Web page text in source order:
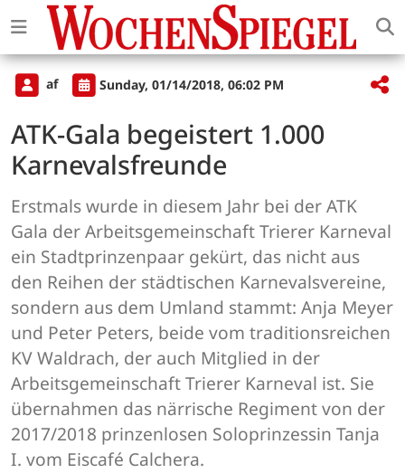
af Sunday, 01/14/2018, 06:02 PM
ATK-Gala begeistert 1.000
Karnevalsfreunde
Erstmals wurde in diesem Jahr bei der ATK
Gala der Arbeitsgemeinschaft Trierer Karneval
ein Stadtprinzenpaar gekürt, das nicht aus
den Reihen der städtischen Karnevalsvereine,
sondern aus dem Umland stammt: Anja Meyer
und Peter Peters, beide vom traditionsreichen
KV Waldrach, der auch Mitglied in der
Arbeitsgemeinschaft Trierer Karneval ist. Sie
übernahmen das närrische Regiment von der
2017/2018 prinzenlosen Soloprinzessin Tanja
I. vom Eiscafé Calchera.